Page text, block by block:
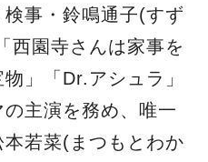
事・鈴鳴通子(すず
西園寺さんは家事を
」「Dr.アシュラ」
主演を務め、唯一
若菜(まつもとわか